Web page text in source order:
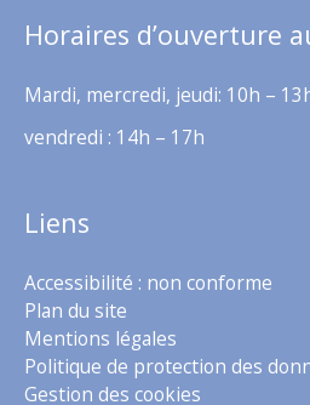
Horaires d’ouverture
Mardi, mercredi, jeudi: 10h –
vendredi : 14h – 17h
Liens
Accessibilité : non conforme
Plan du site
Mentions légales
Politique de protection des
Gestion des cookies